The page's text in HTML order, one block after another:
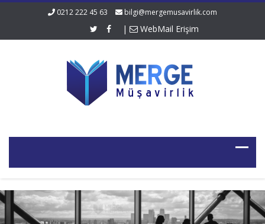
0212 222 45 63 bilgi@mergemusavirlik.com
| WebMail Erişim